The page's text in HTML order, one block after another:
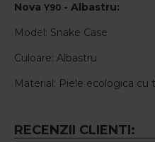
Nova Y90 - Albastru:
Model: Snake Case
Culoare: Albastru
Material: Piele ecologica cu
RECENZII CLIENTI: